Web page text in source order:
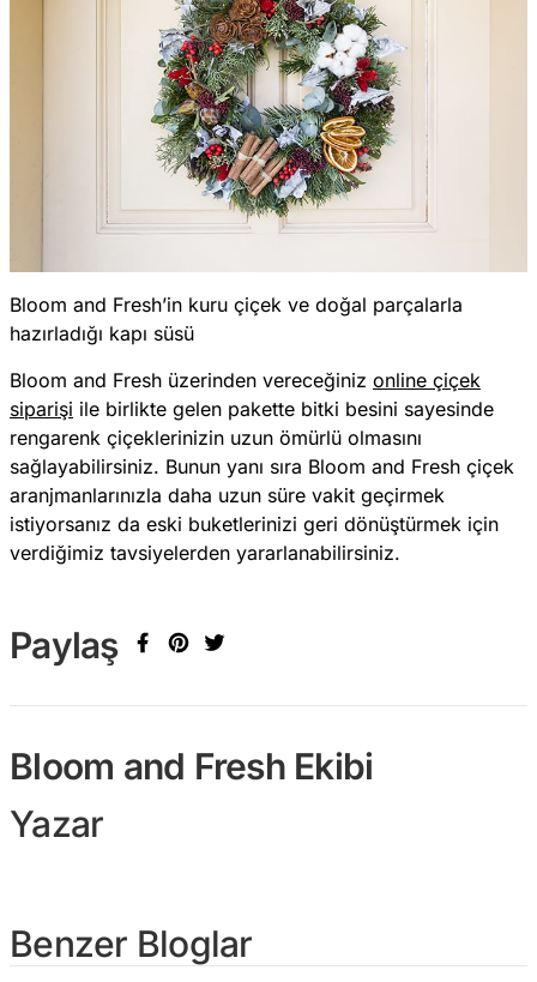
Bloom and Fresh’in kuru çiçek ve doğal parçalarla
hazırladığı kapı süsü
Bloom and Fresh üzerinden vereceğiniz online çiçek
siparişi ile birlikte gelen pakette bitki besini sayesinde
rengarenk çiçeklerinizin uzun ömürlü olmasını
sağlayabilirsiniz. Bunun yanı sıra Bloom and Fresh çiçek
aranjmanlarınızla daha uzun süre vakit geçirmek
istiyorsanız da eski buketlerinizi geri dönüştürmek için
verdiğimiz tavsiyelerden yararlanabilirsiniz.
Paylaş
Bloom and Fresh Ekibi
Yazar
Benzer Bloglar